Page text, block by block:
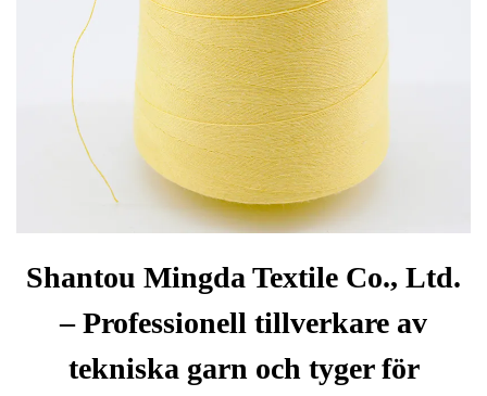
Shantou Mingda Textile Co., Ltd.
– Professionell tillverkare av
tekniska garn och tyger för